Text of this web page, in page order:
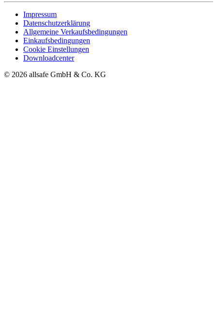
Impressum
Datenschutzerklärung
Allgemeine Verkaufsbedingungen
Einkaufsbedingungen
Cookie Einstellungen
Downloadcenter
© 2026 allsafe GmbH & Co. KG